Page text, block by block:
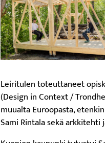
Leiritulen toteuttaneet
(Design in Context /
muualta Euroopasta,
Sami Rintala sekä